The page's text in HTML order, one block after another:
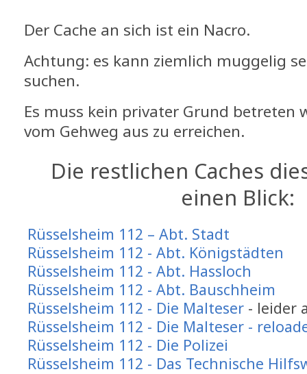
Der Cache an sich ist ein Nacro.
Achtung: es kann ziemlich muggelig
suchen.
Es muss kein privater Grund betreten
vom Gehweg aus zu erreichen.
Die restlichen Caches
einen Blick:
Rüsselsheim 112 – Abt. Stadt
Rüsselsheim 112 - Abt. Königstädten
Rüsselsheim 112 - Abt. Hassloch
Rüsselsheim 112 - Abt. Bauschheim
Rüsselsheim 112 - Die Malteser - leider
Rüsselsheim 112 - Die Malteser -
Rüsselsheim 112 - Die Polizei
Rüsselsheim 112 - Das Technische